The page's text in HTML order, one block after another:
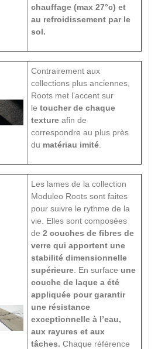
chauffage (max 27°c) et
au refroidissement par le
sol.
Contrairement aux
collections plus anciennes,
Roots met l’accent sur
le toucher de chaque
texture afin de
correspondre au plus près
du matériau imité
Les lames de la collection
Moduleo Roots sont faites
pour suivre le rythme de la
vie. Elles sont composées
de 2 couches de fibres de
verre qui apportent une
stabilité dimensionnelle
supérieure . En surface une
couche de laque a été
appliquée pour garantir
une résistance
exceptionnelle à l’eau,
aux rayures et aux
tâches. Chaque référence